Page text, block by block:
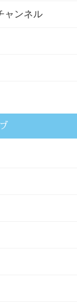
ャンネル